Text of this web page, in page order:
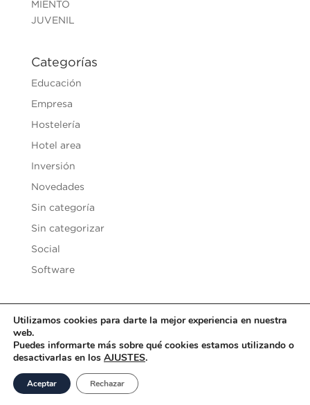
Categorías
Educación
Empresa
Hostelería
Hotel area
Inversión
Novedades
Sin categoría
Sin categorizar
Social
Software
Copyright © 2020Vesilen Investments
| Todos los derechos
reservados | Aviso Legal y Condiciones de uso
Privacidad
Desarrollado porSoyDigital Network, S.L.U.
Utilizamos cookies para darte la mejor experiencia en nuestra
web.
Puedes informarte más sobre qué cookies estamos utilizando o
desactivarlas en los AJUSTES.
Aceptar Rechazar